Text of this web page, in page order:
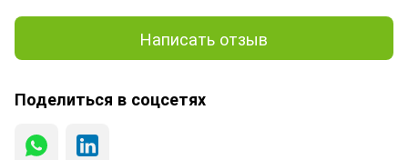
Написать отзыв
Поделиться в соцсетях